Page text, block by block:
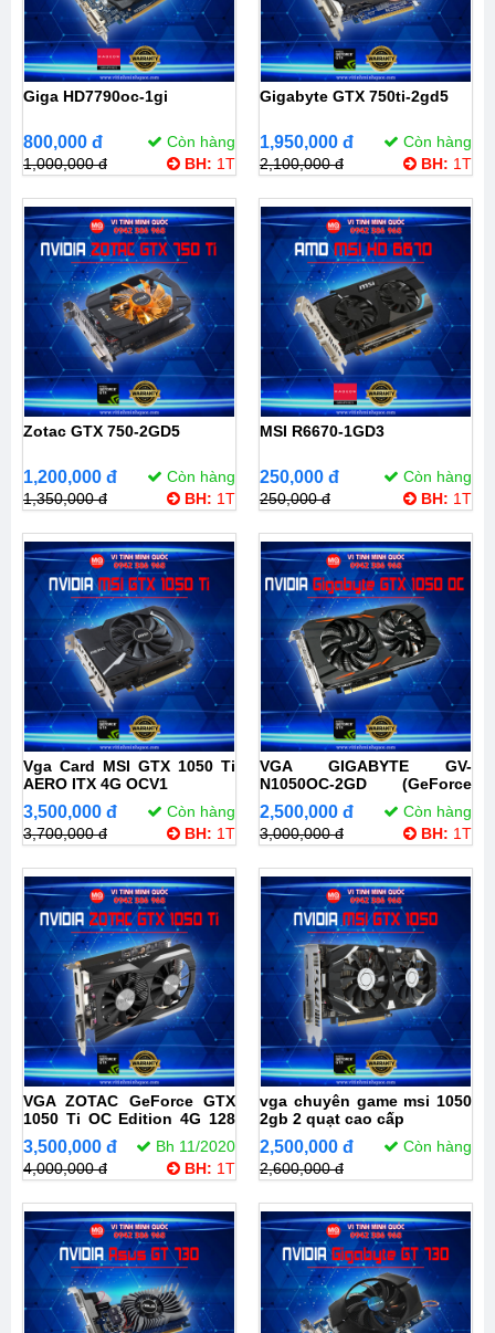
Giga HD7790oc-1gi
800,000 đ
Còn hàng
1,000,000 đ
BH: 1T
Gigabyte GTX 750ti-2gd5
1,950,000 đ
Còn hàng
2,100,000 đ
BH: 1T
Zotac GTX 750-2GD5
1,200,000 đ
Còn hàng
1,350,000 đ
BH: 1T
MSI R6670-1GD3
250,000 đ
Còn hàng
250,000 đ
BH: 1T
Vga Card MSI GTX 1050 Ti
AERO ITX 4G OCV1
3,500,000 đ
Còn hàng
3,700,000 đ
BH: 1T
VGA GIGABYTE GV-
N1050OC-2GD (GeForce
GTX 1050)
2,500,000 đ
Còn hàng
3,000,000 đ
BH: 1T
VGA ZOTAC GeForce GTX
1050 Ti OC Edition 4G 128
Bit
3,500,000 đ
Bh 11/2020
4,000,000 đ
BH: 1T
vga chuyên game msi 1050
2gb 2 quạt cao cấp
2,500,000 đ
Còn hàng
2,600,000 đ